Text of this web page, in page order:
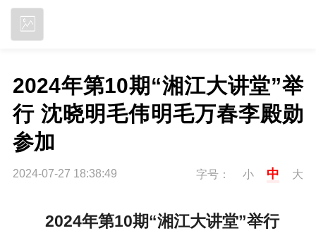
2024年第10期“湘江大讲堂”举
行 沈晓明毛伟明毛万春李殿勋
参加
2024-07-27 18:38:49 字号： 小 中 大
2024年第10期“湘江大讲堂”举行